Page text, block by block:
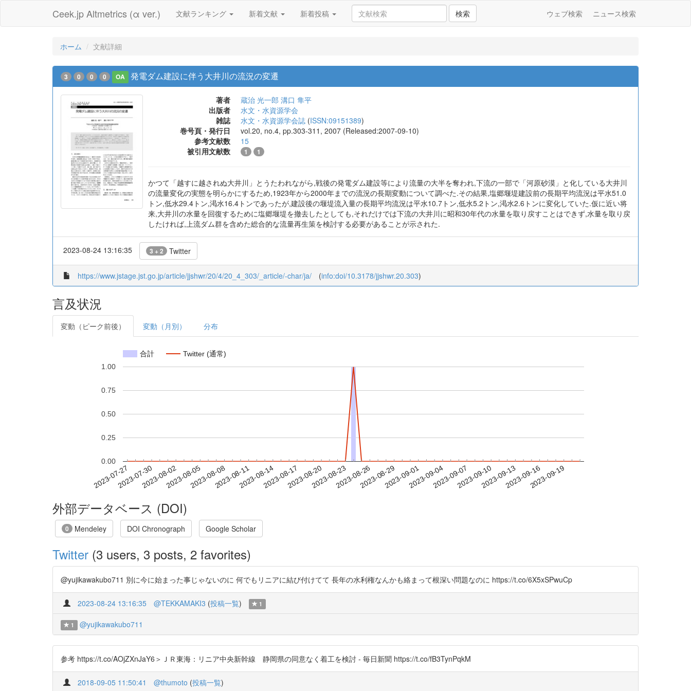
Ceek.jp Altmetrics (α ver.) 文献ランキング 新着文献 新着投稿 検索 ウェブ検索 ニュース検索
ホーム 文献詳細
3 0 0 0 OA 発電ダム建設に伴う大井川の流況の変遷
著者 蔵治 光一郎 溝口 隼平
出版者
水文・水資源学会
雑誌
水文・水資源学会誌 (ISSN:09151389)
巻号頁・発行日
vol.20, no.4, pp.303-311, 2007 (Released:2007-09-10)
参考文献数
15
被引用文献数
1 1
かつて「越すに越されぬ大井川」とうたわれながら,戦後の発電ダム建設等により流量の大半を奪われ,下流の一部で「河原砂漠」と化している大井川
の流量変化の実態を明らかにするため,1923年から2000年までの流況の長期変動について調べた.その結果,塩郷堰堤建設前の長期平均流況は平水51.0
トン,低水29.4トン,渇水16.4トンであったが,建設後の堰堤流入量の長期平均流況は平水10.7トン,低水5.2トン,渇水2.6トンに変化していた.仮に近い将
来,大井川の水量を回復するために塩郷堰堤を撤去したとしても,それだけでは下流の大井川に昭和30年代の水量を取り戻すことはできず,水量を取り戻
したければ,上流ダム群を含めた総合的な流量再生策を検討する必要があることが示された.
2023-08-24 13:16:35 3 + 2 Twitter
https://www.jstage.jst.go.jp/article/jjshwr/20/4/20_4_303/_article/-char/ja/ (info:doi/10.3178/jjshwr.20.303)
言及状況
変動（ピーク前後） 変動（月別） 分布
合計 Twitter (通常)
2023-07-272023-07-302023-08-022023-08-052023-08-082023-08-112023-08-142023-08-172023-08-202023-08-232023-08-262023-08-292023-09-012023-09-042023-09-072023-09-102023-09-132023-09-162023-09-19
0.00
0.25
0.50
0.75
1.00
外部データベース (DOI)
0 Mendeley DOI Chronograph Google Scholar
Twitter (3 users, 3 posts, 2 favorites)
@yujikawakubo711 別に今に始まった事じゃないのに 何でもリニアに結び付けてて 長年の水利権なんかも絡まって根深い問題なのに https://t.co/6X5xSPwuCp
2023-08-24 13:16:35 @TEKKAMAKI3 (投稿一覧) 1
1 @yujikawakubo711
参考 https://t.co/AOjZXnJaY6＞ＪＲ東海：リニア中央新幹線 静岡県の同意なく着工を検討 - 毎日新聞 https://t.co/fB3TynPqkM
2018-09-05 11:50:41 @thumoto (投稿一覧)